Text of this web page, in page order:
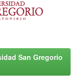
San Gregorio